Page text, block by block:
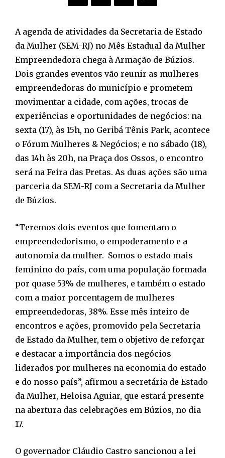
A agenda de atividades da Secretaria de Estado
da Mulher (SEM-RJ) no Mês Estadual da Mulher
Empreendedora chega à Armação de Búzios.
Dois grandes eventos vão reunir as mulheres
empreendedoras do município e prometem
movimentar a cidade, com ações, trocas de
experiências e oportunidades de negócios: na
sexta (17), às 15h, no Geribá Tênis Park, acontece
o Fórum Mulheres & Negócios; e no sábado (18),
das 14h às 20h, na Praça dos Ossos, o encontro
será na Feira das Pretas. As duas ações são uma
parceria da SEM-RJ com a Secretaria da Mulher
de Búzios.
“Teremos dois eventos que fomentam o
empreendedorismo, o empoderamento e a
autonomia da mulher. Somos o estado mais
feminino do país, com uma população formada
por quase 53% de mulheres, e também o estado
com a maior porcentagem de mulheres
empreendedoras, 38%. Esse mês inteiro de
encontros e ações, promovido pela Secretaria
de Estado da Mulher, tem o objetivo de reforçar
e destacar a importância dos negócios
liderados por mulheres na economia do estado
e do nosso país”, afirmou a secretária de Estado
da Mulher, Heloisa Aguiar, que estará presente
na abertura das celebrações em Búzios, no dia
17.
O governador Cláudio Castro sancionou a lei